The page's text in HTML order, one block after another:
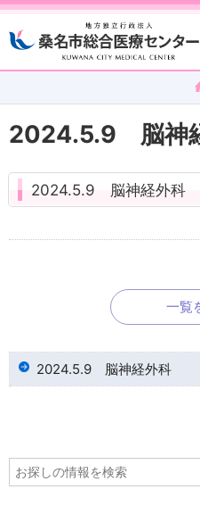
2024.5.9 脳神
2024.5.9 脳神経外科
一覧
2024.5.9 脳神経外科